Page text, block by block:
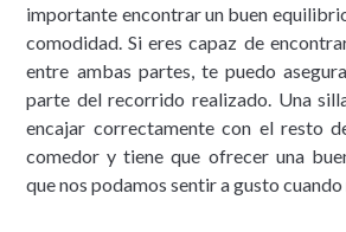
importante encontrar un buen
comodidad. Si eres capaz de
entre ambas partes, te puedo
parte del recorrido realizado. Una
encajar correctamente con el resto
comedor y tiene que ofrecer una
que nos podamos sentir a gusto cuando